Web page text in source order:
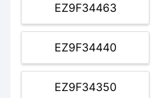
EZ9F34463
EZ9F34440
EZ9F34350